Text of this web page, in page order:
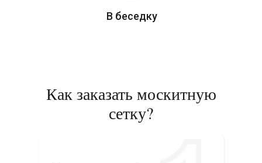
В беседку
Как заказать москитную
сетку?